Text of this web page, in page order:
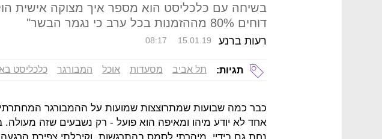
בשיחה עם כלכליסט הוא מספר איך מצוקה אישית
דוחים 80% מההזמנות בכל ערב כי נגמר הבשר"
רעות ברנע 08:17 15.01.19
תגיות: תל אביב מסעדות אוכל המבורגר כלכליסט
כבר כמה שבועות שמתרוצצות שמועות על ההמבורגר
אחד לא יודע מיהו ומאיפה הוא פועל - רק נשבעים שזה מעולה.